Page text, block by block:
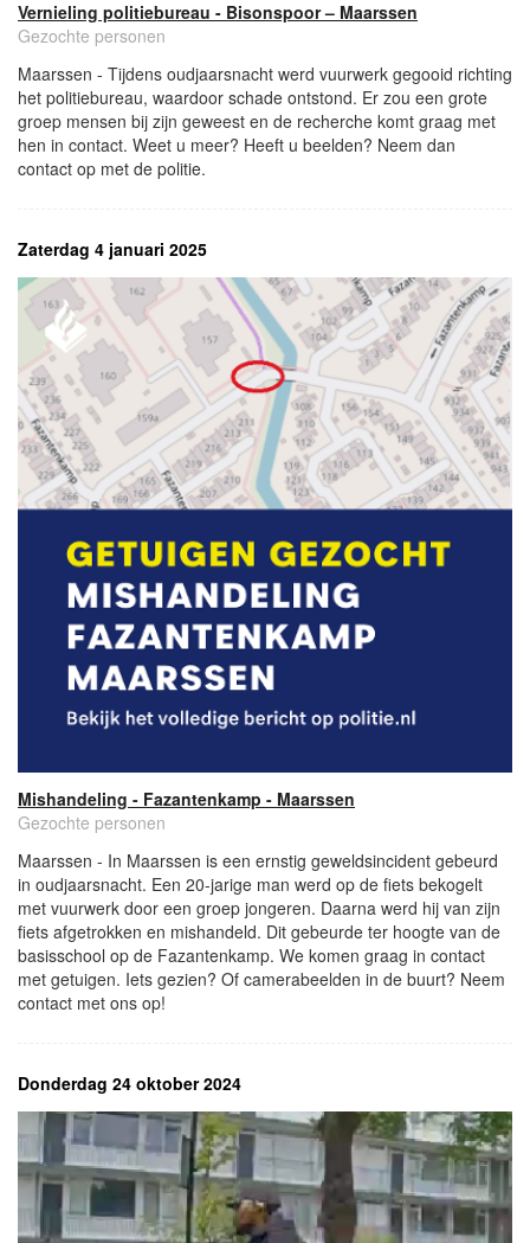
Vernieling politiebureau - Bisonspoor – Maarssen
Gezochte personen
Maarssen - Tijdens oudjaarsnacht werd vuurwerk gegooid richting
het politiebureau, waardoor schade ontstond. Er zou een grote
groep mensen bij zijn geweest en de recherche komt graag met
hen in contact. Weet u meer? Heeft u beelden? Neem dan
contact op met de politie.
Zaterdag 4 januari 2025
Mishandeling - Fazantenkamp - Maarssen
Gezochte personen
Maarssen - In Maarssen is een ernstig geweldsincident gebeurd
in oudjaarsnacht. Een 20-jarige man werd op de fiets bekogelt
met vuurwerk door een groep jongeren. Daarna werd hij van zijn
fiets afgetrokken en mishandeld. Dit gebeurde ter hoogte van de
basisschool op de Fazantenkamp. We komen graag in contact
met getuigen. Iets gezien? Of camerabeelden in de buurt? Neem
contact met ons op!
Donderdag 24 oktober 2024